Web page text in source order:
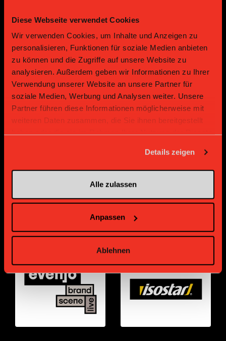
Diese Webseite verwendet Cookies
Wir verwenden Cookies, um Inhalte und Anzeigen zu
personalisieren, Funktionen für soziale Medien anbieten
zu können und die Zugriffe auf unsere Website zu
analysieren. Außerdem geben wir Informationen zu Ihrer
Verwendung unserer Website an unsere Partner für
soziale Medien, Werbung und Analysen weiter. Unsere
Partner führen diese Informationen möglicherweise mit
weiteren Daten zusammen, die Sie ihnen bereitgestellt
Details zeigen
Alle zulassen
Anpassen
Ablehnen
Bronze Partner